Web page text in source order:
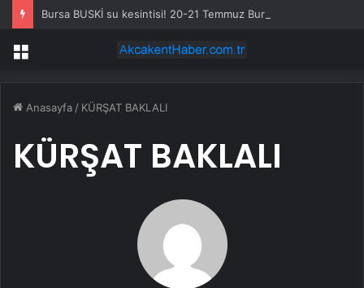
Menü
Anasayfa / KÜRŞAT BAKLALI
KÜRŞAT BAKLALI